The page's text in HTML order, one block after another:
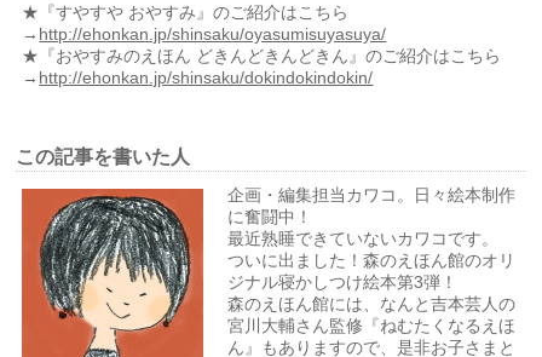
★『すやすや おやすみ』のご紹介はこちら
→ http://ehonkan.jp/shinsaku/oyasumisuyasuya/
★『おやすみのえほん どきんどきんどきん』のご紹介はこちら
→ http://ehonkan.jp/shinsaku/dokindokindokin/
この記事を書いた人
企画・編集担当カワコ。日々絵本制作
に奮闘中！
最近熟睡できていないカワコです。
ついに出ました！森のえほん館のオリ
ジナル寝かしつけ絵本第3弾！
森のえほん館には、なんと吉本芸人の
宮川大輔さん監修『ねむたくなるえほ
ん』もありますので、是非お子さまと